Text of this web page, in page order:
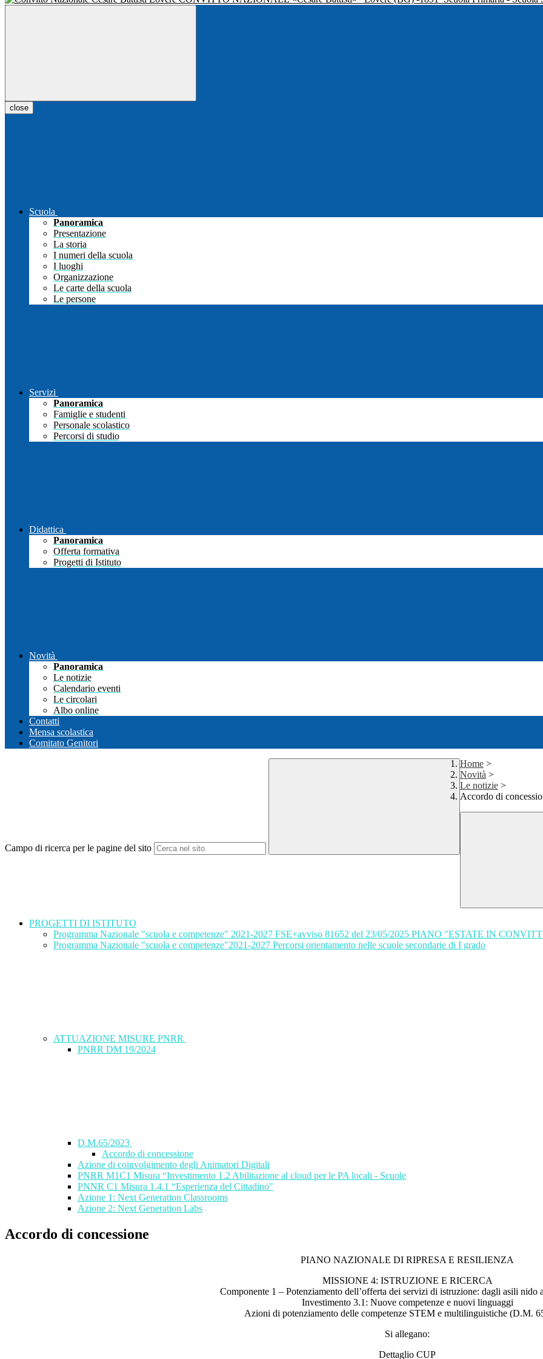
close
Scuola
Panoramica
Presentazione
La storia
I numeri della scuola
I luoghi
Organizzazione
Le carte della scuola
Le persone
Servizi
Panoramica
Famiglie e studenti
Personale scolastico
Percorsi di studio
Didattica
Panoramica
Offerta formativa
Progetti di Istituto
Novità
Panoramica
Le notizie
Calendario eventi
Le circolari
Albo online
Contatti
Mensa scolastica
Comitato Genitori
Campo di ricerca per le pagine del sito
Home >
Novità >
Le notizie >
Accordo di
PROGETTI DI ISTITUTO
Programma Nazionale "scuola e competenze" 2021-2027 FSE+avviso 81652 del 23/05/2025 PIANO "ESTATE IN
Programma Nazionale "scuola e competenze"2021-2027 Percorsi orientamento nelle scuole secondarie di I grado
ATTUAZIONE MISURE PNRR
PNRR DM 19/2024
D.M.65/2023
Accordo di concessione
Azione di coinvolgimento degli Animatori Digitali
PNRR M1C1 Misura “Investimento 1.2 Abilitazione al cloud per le PA locali - Scuole
PNNR C1 Misura 1.4.1 “Esperienza del Cittadino"
Azione 1: Next Generation Classrooms
Azione 2: Next Generation Labs
Accordo di concessione
PIANO NAZIONALE DI RIPRESA E RESILIENZA
MISSIONE 4: ISTRUZIONE E RICERCA
Componente 1 – Potenziamento dell’offerta dei servizi di istruzione: dagli asili nido
Investimento 3.1: Nuove competenze e nuovi linguaggi
Azioni di potenziamento delle competenze STEM e multilinguistiche (D.M.
Si allegano:
Dettaglio CUP